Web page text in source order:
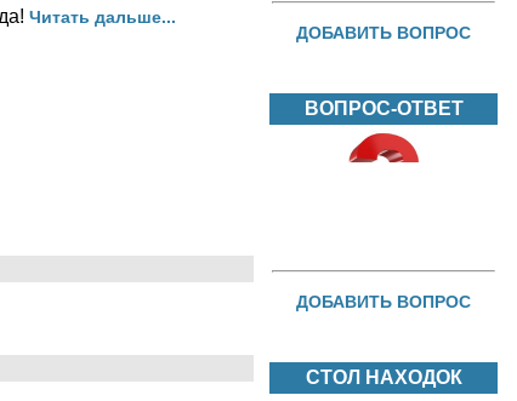
Читать дальше...
ДОБАВИТЬ ВОПРОС
ВОПРОС-ОТВЕТ
ДОБАВИТЬ ВОПРОС
СТОЛ НАХОДОК